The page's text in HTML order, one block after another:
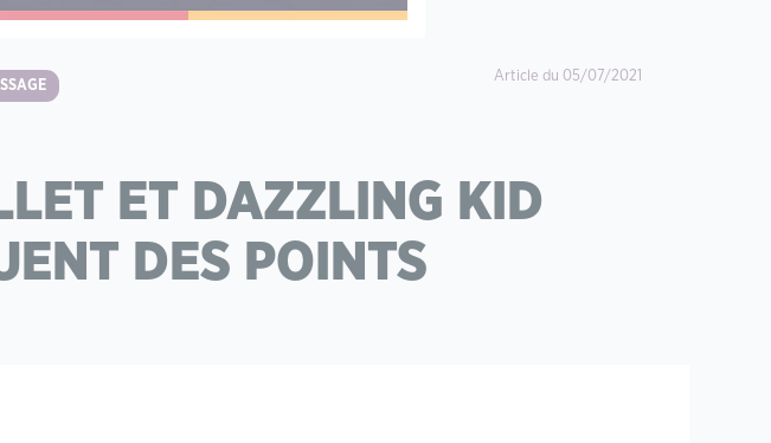
Article du 05/07/2021
ET DAZZLING KID
DES POINTS